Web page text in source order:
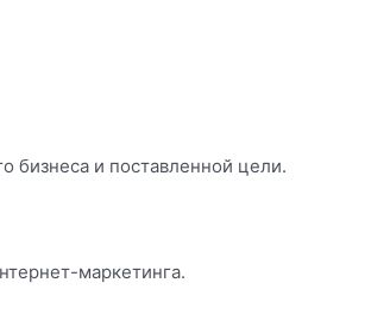
бизнеса и поставленной цели.
маркетинга.